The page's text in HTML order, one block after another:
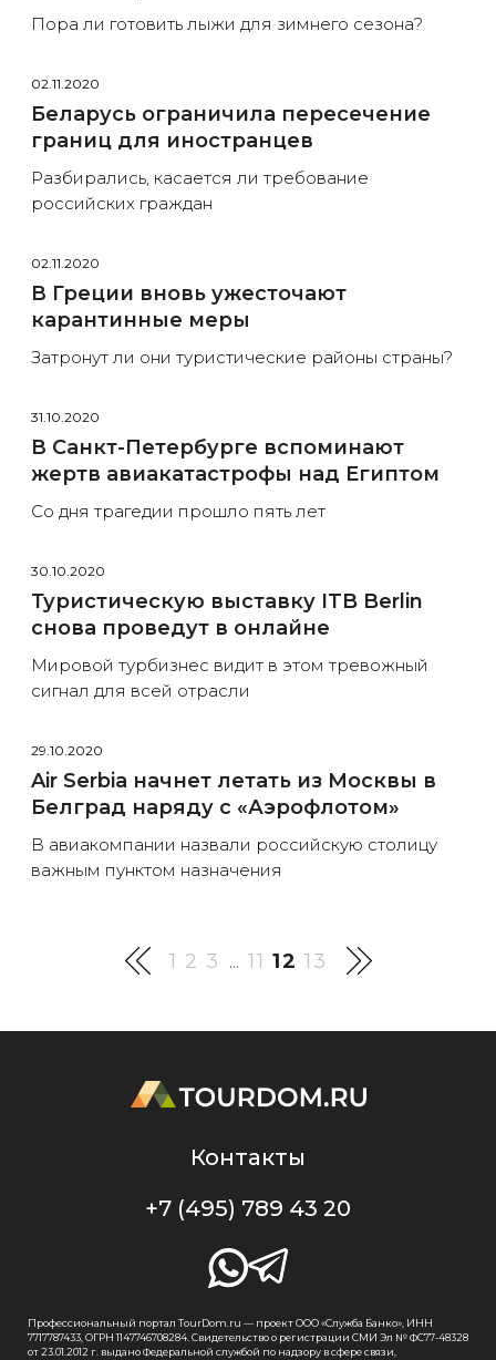
Пора ли готовить лыжи для зимнего сезона?
02.11.2020
Беларусь ограничила пересечение
границ для иностранцев
Разбирались, касается ли требование
российских граждан
02.11.2020
В Греции вновь ужесточают
карантинные меры
Затронут ли они туристические районы страны?
31.10.2020
В Санкт-Петербурге вспоминают
жертв авиакатастрофы над Египтом
Со дня трагедии прошло пять лет
30.10.2020
Туристическую выставку ITB Berlin
снова проведут в онлайне
Мировой турбизнес видит в этом тревожный
сигнал для всей отрасли
29.10.2020
Air Serbia начнет летать из Москвы в
Белград наряду с «Аэрофлотом»
В авиакомпании назвали российскую столицу
важным пунктом назначения
1 2 3 ... 11 12 13
Контакты
+7 (495) 789 43 20
Профессиональный портал TourDom.ru — проект ООО «Служба Банко», ИНН
7717787433, ОГРН 1147746708284. Свидетельство о регистрации СМИ Эл № ФС77-48328
от 23.01.2012 г. выдано Федеральной службой по надзору в сфере связи,